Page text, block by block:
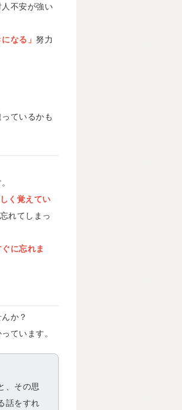
不安が強い
なる」 努力
ているかも
く覚えてい
れてしまっ
に忘れま
か？
ています。
、その思
話をすれ